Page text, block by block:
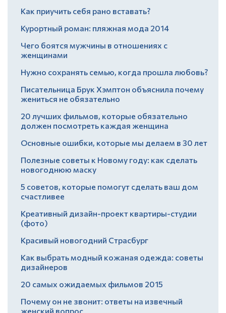
Как приучить себя рано вставать?
Курортный роман: пляжная мода 2014
Чего боятся мужчины в отношениях с
женщинами
Нужно сохранять семью, когда прошла любовь?
Писательница Брук Хэмптон объяснила почему
жениться не обязательно
20 лучших фильмов, которые обязательно
должен посмотреть каждая женщина
Основные ошибки, которые мы делаем в 30 лет
Полезные советы к Новому году: как сделать
новогоднюю маску
5 советов, которые помогут сделать ваш дом
счастливее
Креативный дизайн-проект квартиры-студии
(фото)
Красивый новогодний Страсбург
Как выбрать модный кожаная одежда: советы
дизайнеров
20 самых ожидаемых фильмов 2015
Почему он не звонит: ответы на извечный
женский вопрос